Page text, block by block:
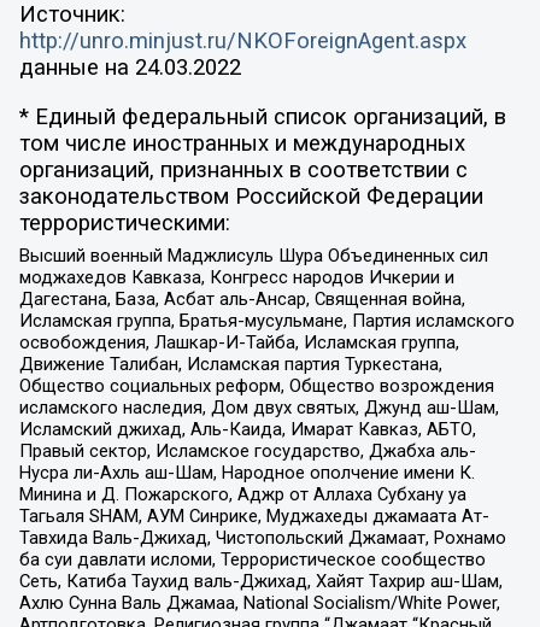
Источник:
http://unro.minjust.ru/NKOForeignAgent.aspx
данные на 24.03.2022
* Единый федеральный список организаций, в
том числе иностранных и международных
организаций, признанных в соответствии с
законодательством Российской Федерации
террористическими:
Высший военный Маджлисуль Шура Объединенных сил
моджахедов Кавказа, Конгресс народов Ичкерии и
Дагестана, База, Асбат аль-Ансар, Священная война,
Исламская группа, Братья-мусульмане, Партия исламского
освобождения, Лашкар-И-Тайба, Исламская группа,
Движение Талибан, Исламская партия Туркестана,
Общество социальных реформ, Общество возрождения
исламского наследия, Дом двух святых, Джунд аш-Шам,
Исламский джихад, Аль-Каида, Имарат Кавказ, АБТО,
Правый сектор, Исламское государство, Джабха аль-
Нусра ли-Ахль аш-Шам, Народное ополчение имени К.
Минина и Д. Пожарского, Аджр от Аллаха Субхану уа
Тагьаля SHAM, АУМ Синрике, Муджахеды джамаата Ат-
Тавхида Валь-Джихад, Чистопольский Джамаат, Рохнамо
ба суи давлати исломи, Террористическое сообщество
Сеть, Катиба Таухид валь-Джихад, Хайят Тахрир аш-Шам,
Ахлю Сунна Валь Джамаа, National Socialism/White Power,